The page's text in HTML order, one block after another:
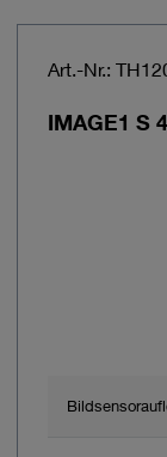
Art.-Nr.:
IMAGE1 S